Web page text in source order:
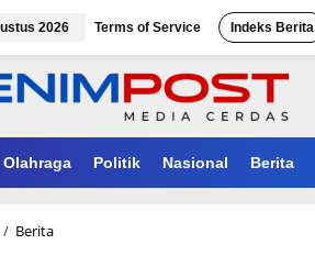
2026 Terms of Service Indeks Berita
Olahraga Politik Nasional Berita
/ BeritaKecamatan